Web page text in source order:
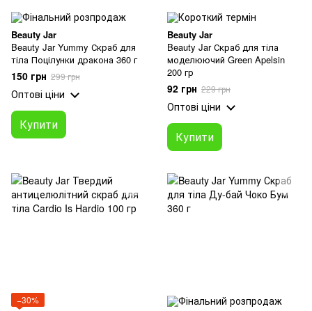
Beauty Jar
Beauty Jar Yummy Скраб для
тіла Поцілунки дракона 360 г
150 грн 299 грн
Оптові ціни
Купити
Beauty Jar
Beauty Jar Скраб для тіла
моделюючий Green Apelsin
200 гр
92 грн 229 грн
Оптові ціни
Купити
−30%